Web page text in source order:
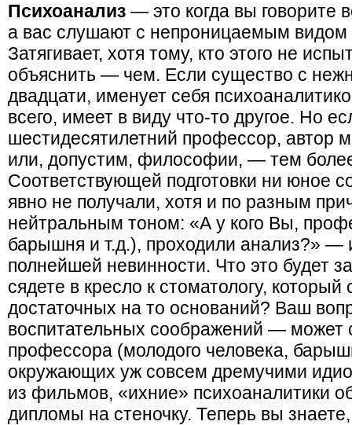
Психоанализ — это когда вы говорите
а вас слушают с непроницаемым видом
Затягивает, хотя тому, кто этого не
объяснить — чем. Если существо с
двадцати, именует себя
всего, имеет в виду что-то другое. Но
шестидесятилетний профессор, автор
или, допустим, философии, — тем
Соответствующей подготовки ни юное
явно не получали, хотя и по разным
нейтральным тоном: «А у кого Вы,
барышня и т.д.), проходили анализ?» —
полнейшей невинности. Что это будет
сядете в кресло к стоматологу, который
достаточных на то оснований? Ваш
воспитательных соображений — может
профессора (молодого человека,
окружающих уж совсем дремучими
из фильмов, «ихние» психоаналитики
дипломы на стеночку. Теперь вы